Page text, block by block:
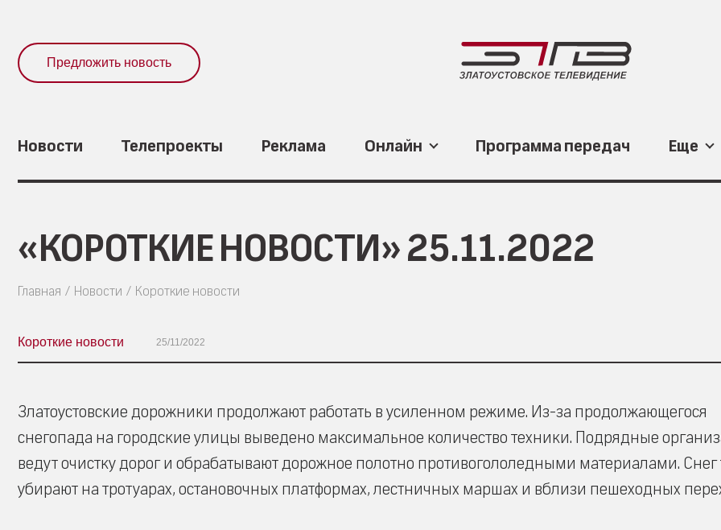
Предложить новость
Новости Телепроекты Реклама Онлайн Программа передач Еще
«КОРОТКИЕ НОВОСТИ» 25.11.2022
Главная Новости Короткие новости
Короткие новости 25/11/2022
Златоустовские дорожники продолжают работать в усиленном режиме. Из-за продолжающегося
снегопада на городские улицы выведено максимальное количество техники. Подрядные
ведут очистку дорог и обрабатывают дорожное полотно противогололедными материалами. Снег
убирают на тротуарах, остановочных платформах, лестничных маршах и вблизи пешеходных